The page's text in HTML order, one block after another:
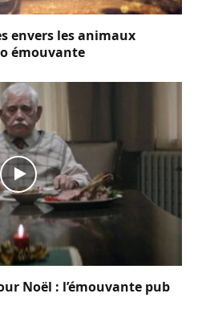
envers les animaux
émouvante
Noël : l’émouvante pub